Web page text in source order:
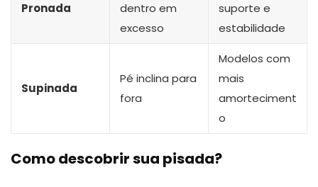
Pronada
dentro em
excesso
suporte e
estabilidade
Supinada
Pé inclina para
fora
Modelos com
mais
amorteciment
o
Como descobrir sua pisada?